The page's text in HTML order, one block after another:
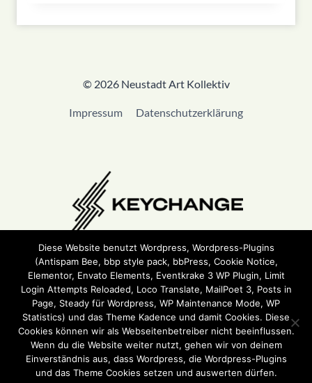
© 2026 Neustadt Art Kollektiv
Impressum Datenschutzerklärung
Wir sind Teil vonKeychange und haben einePledge
unterzeichnet.
Diese Website benutzt Wordpress, Wordpress-Plugins
(Antispam Bee, bbp style pack, bbPress, Cookie Notice,
Elementor, Envato Elements, Eventkrake 3 WP Plugin, Limit
Login Attempts Reloaded, Loco Translate, MailPoet 3, Posts in
Page, Steady für Wordpress, WP Maintenance Mode, WP
Statistics) und das Theme Kadence und damit Cookies. Diese
Cookies können wir als Webseitenbetreiber nicht beeinflussen.
Wenn du die Website weiter nutzt, gehen wir von deinem
Einverständnis aus, dass Wordpress, die Wordpress-Plugins
und das Theme Cookies setzen und auswerten dürfen.